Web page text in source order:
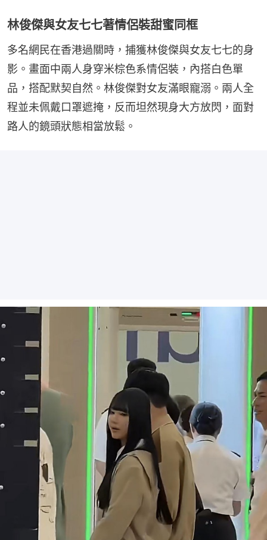
林俊傑與女友七七著情侶裝甜蜜同框
多名網民在香港過關時，捕獲林俊傑與女友七七的身
影。畫面中兩人身穿米棕色系情侶裝，內搭白色單
品，搭配默契自然。林俊傑對女友滿眼寵溺。兩人全
程並未佩戴口罩遮掩，反而坦然現身大方放閃，面對
路人的鏡頭狀態相當放鬆。